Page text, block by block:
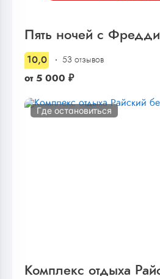
Пять ночей с Фредди
10,0 53 отзывов
от 5 000 ₽
Где остановиться
Комплекс отдыха